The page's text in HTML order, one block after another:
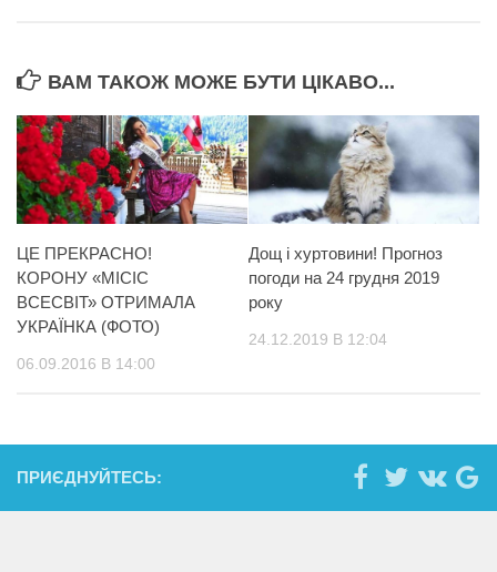
ВАМ ТАКОЖ МОЖЕ БУТИ ЦІКАВО...
ЦЕ ПРЕКРАСНО!
КОРОНУ «МІСІС
ВСЕСВІТ» ОТРИМАЛА
УКРАЇНКА (ФОТО)
06.09.2016 В 14:00
Дощ і хуртовини! Прогноз
погоди на 24 грудня 2019
року
24.12.2019 В 12:04
ПРИЄДНУЙТЕСЬ: